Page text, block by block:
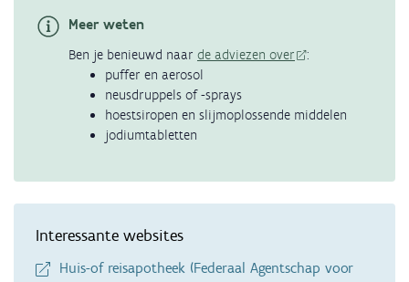
Meer weten
Ben je benieuwd naar de adviezen over
:
puffer en aerosol
neusdruppels of -sprays
hoestsiropen en slijmoplossende middelen
jodiumtabletten
Interessante websites
Huis-of reisapotheek (Federaal Agentschap voor